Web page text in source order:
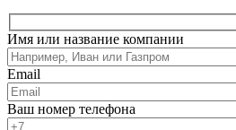
Имя или название компании
Email
Ваш номер телефона